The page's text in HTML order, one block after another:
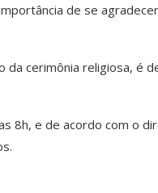
de se
cerimônia religiosa, é
8h, e de acordo com o